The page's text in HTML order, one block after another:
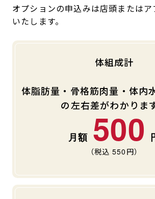
会員様へのお知らせ
店舗へのお問い合わせ
入会のお手続きをする
入会を悩まれている方へトップ
料金のご案内
店舗情報・サ
見学・体験 入会方法
JOYFIT
オプションの申込みは店頭または
いたします。
体組成計
体脂肪量・骨格筋肉量・体内
の左右差がわかります
500
（税込 550 円）